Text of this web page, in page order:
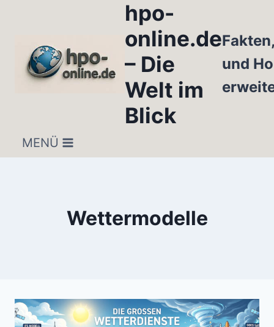
hpo-
online.de
– Die
Welt im
Blick
und
MENÜ
Wettermodelle